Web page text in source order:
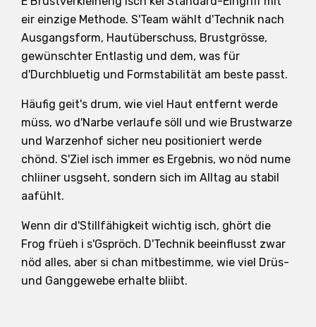
eir einzige Methode. S'Team wählt d'Technik nach
Ausgangsform, Hautüberschuss, Brustgrösse,
gewünschter Entlastig und dem, was für
d'Durchbluetig und Formstabilität am beste passt.
Häufig geit's drum, wie viel Haut entfernt werde
müss, wo d'Narbe verlaufe söll und wie Brustwarze
und Warzenhof sicher neu positioniert werde
chönd. S'Ziel isch immer es Ergebnis, wo nöd nume
chliiner usgseht, sondern sich im Alltag au stabil
aafühlt.
Wenn dir d'Stillfähigkeit wichtig isch, ghört die
Frog früeh i s'Gspröch. D'Technik beeinflusst zwar
nöd alles, aber si chan mitbestimme, wie viel Drüs-
und Ganggewebe erhalte bliibt.